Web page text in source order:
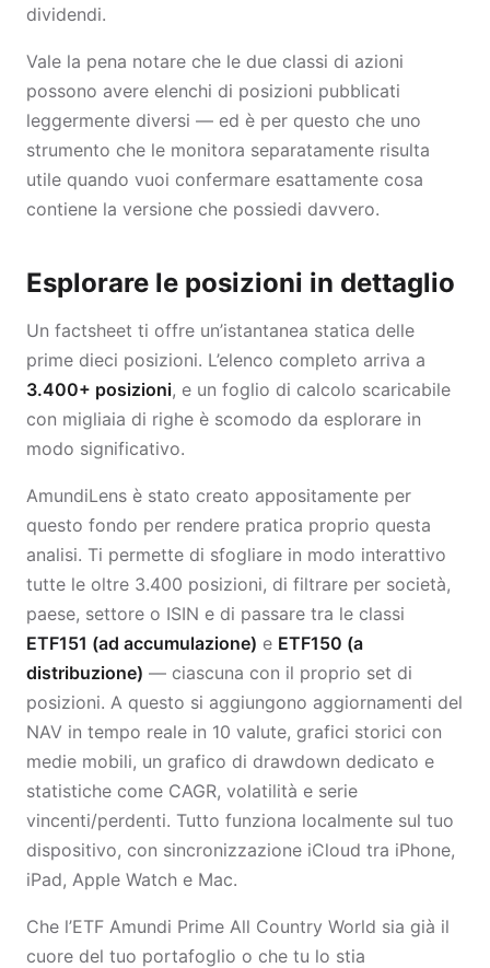
dividendi.
Vale la pena notare che le due classi di azioni
possono avere elenchi di posizioni pubblicati
leggermente diversi — ed è per questo che uno
strumento che le monitora separatamente risulta
utile quando vuoi confermare esattamente cosa
contiene la versione che possiedi davvero.
Esplorare le posizioni in dettaglio
Un factsheet ti offre un’istantanea statica delle
prime dieci posizioni. L’elenco completo arriva a
3.400+ posizioni, e un foglio di calcolo scaricabile
con migliaia di righe è scomodo da esplorare in
modo significativo.
AmundiLens è stato creato appositamente per
questo fondo per rendere pratica proprio questa
analisi. Ti permette di sfogliare in modo interattivo
tutte le oltre 3.400 posizioni, di filtrare per società,
paese, settore o ISIN e di passare tra le classi
ETF151 (ad accumulazione) e ETF150 (a
distribuzione) — ciascuna con il proprio set di
posizioni. A questo si aggiungono aggiornamenti del
NAV in tempo reale in 10 valute, grafici storici con
medie mobili, un grafico di drawdown dedicato e
statistiche come CAGR, volatilità e serie
vincenti/perdenti. Tutto funziona localmente sul tuo
dispositivo, con sincronizzazione iCloud tra iPhone,
iPad, Apple Watch e Mac.
Che l’ETF Amundi Prime All Country World sia già il
cuore del tuo portafoglio o che tu lo stia